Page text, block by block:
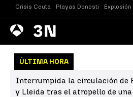
Crisis Ceuta Playas Donosti
Antena
3 Noticias
ÚLTIMA HORA
Interrumpida la circulación de
y Lleida tras el atropello de una